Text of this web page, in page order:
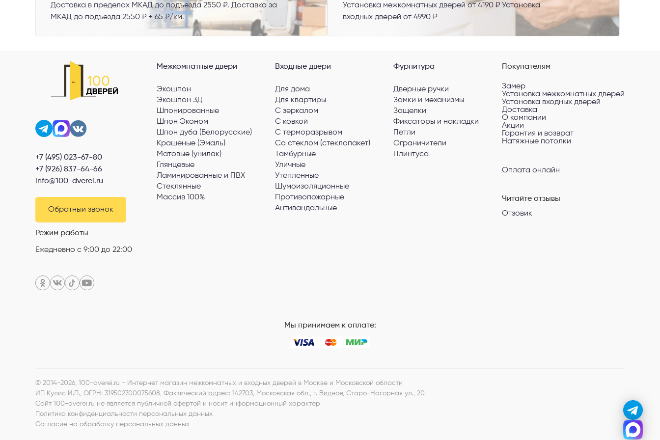
Доставка в пределах МКАД до подъезда 2550 ₽. Доставка за
МКАД до подъезда 2550 ₽ + 65 ₽/км.
Установка межкомнатных дверей от 4190 ₽ Установка
входных дверей от 4990 ₽
+7 (495) 023-67-80
+7 (926) 837-64-66
info@100-dverei.ru
Обратный звонок
Режим работы
Ежедневно с 9:00 до 22:00
Межкомнатные двери
Экошпон
Экошпон 3Д
Шпонированные
Шпон Эконом
Шпон дуба (Белорусские)
Крашеные (Эмаль)
Матовые (унилак)
Глянцевые
Ламинированные и ПВХ
Стеклянные
Массив 100%
Входные двери
Для дома
Для квартиры
С зеркалом
С ковкой
С терморазрывом
Со стеклом (стеклопакет)
Тамбурные
Уличные
Утепленные
Шумоизоляционные
Противопожарные
Антивандальные
Фурнитура
Дверные ручки
Замки и механизмы
Защелки
Фиксаторы и накладки
Петли
Ограничители
Плинтуса
Покупателям
Замер
Установка межкомнатных дверей
Установка входных дверей
Доставка
О компании
Акции
Гарантия и возврат
Натяжные потолки
Оплата онлайн
Читайте отзывы
Отзовик
Мы принимаем к оплате:
© 2014-2026, 100-dverei.ru - Интернет магазин межкомнатных и входных дверей в Москве и Московской области
ИП Кулис И.П. , ОГРН: 319502700075608, Фактический адрес: 142703, Московская обл., г. Видное, Старо-Нагорная ул., 20
Сайт 100-dverei.ru не является публичной офертой и носит информационный характер
Политика конфиденциальности персональных данных
Согласие на обработку персональных данных